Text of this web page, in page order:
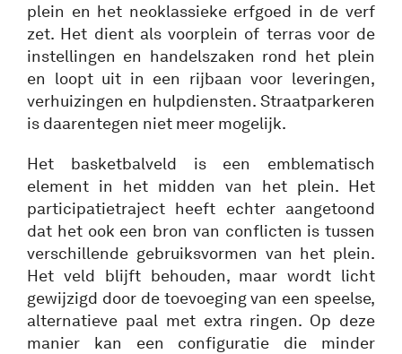
plein en het neoklassieke erfgoed in de verf
zet. Het dient als voorplein of terras voor de
instellingen en handelszaken rond het plein
en loopt uit in een rijbaan voor leveringen,
verhuizingen en hulpdiensten. Straatparkeren
is daarentegen niet meer mogelijk.
Het basketbalveld is een emblematisch
element in het midden van het plein. Het
participatietraject heeft echter aangetoond
dat het ook een bron van conflicten is tussen
verschillende gebruiksvormen van het plein.
Het veld blijft behouden, maar wordt licht
gewijzigd door de toevoeging van een speelse,
alternatieve paal met extra ringen. Op deze
manier kan een configuratie die minder